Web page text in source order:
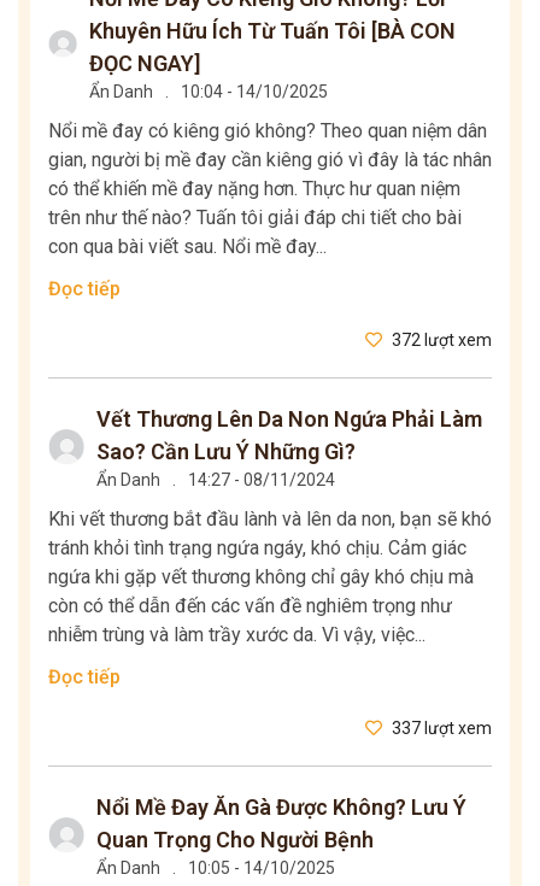
Khuyên Hữu Ích Từ Tuấn Tôi [BÀ CON
ĐỌC NGAY]
Ẩn Danh 10:04 - 14/10/2025
Nổi mề đay có kiêng gió không? Theo quan niệm dân
gian, người bị mề đay cần kiêng gió vì đây là tác nhân
có thể khiến mề đay nặng hơn. Thực hư quan niệm
trên như thế nào? Tuấn tôi giải đáp chi tiết cho bài
con qua bài viết sau. Nổi mề đay...
Đọc tiếp
372 lượt xem
Vết Thương Lên Da Non Ngứa Phải Làm
Sao? Cần Lưu Ý Những Gì?
Ẩn Danh 14:27 - 08/11/2024
Khi vết thương bắt đầu lành và lên da non, bạn sẽ khó
tránh khỏi tình trạng ngứa ngáy, khó chịu. Cảm giác
ngứa khi gặp vết thương không chỉ gây khó chịu mà
còn có thể dẫn đến các vấn đề nghiêm trọng như
nhiễm trùng và làm trầy xước da. Vì vậy, việc...
Đọc tiếp
337 lượt xem
Nổi Mề Đay Ăn Gà Được Không? Lưu Ý
Quan Trọng Cho Người Bệnh
Ẩn Danh 10:05 - 14/10/2025